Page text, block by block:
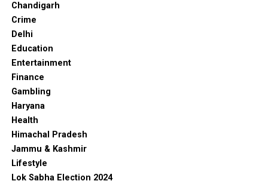
Chandigarh
Crime
Delhi
Education
Entertainment
Finance
Gambling
Haryana
Health
Himachal Pradesh
Jammu & Kashmir
Lifestyle
Lok Sabha Election 2024